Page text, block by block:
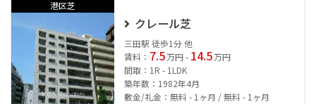
港区芝
クレール芝
三田駅 徒歩1分 他
賃料： 7.5 万円 - 14.5 万円
間取：1R - 1LDK
築年数：1982年4月
敷金/礼金：無料 - 1ヶ月 / 無料 - 1ヶ月